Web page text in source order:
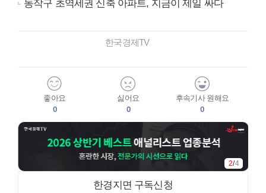
동작구 초역세권 신축 아파트, 지금이 제일 싸다
한국경제TV
좋아요
0
싫어요
0
후속기사 원해요
0
2/4
한경지면 구독신청